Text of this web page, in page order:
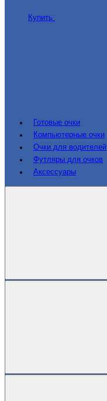
Купить
Готовые очки
Компьютерные очки
Очки для водителей
Футляры для очков
Аксессуары